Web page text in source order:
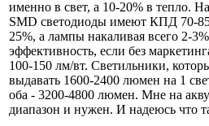
именно в свет, а 10-20% в тепло.
SMD светодиоды имеют КПД 70-
25%, а лампы накаливая всего 2-
эффективность, если без
100-150 лм/вт. Светильники,
выдавать 1600-2400 люмен на 1
оба - 3200-4800 люмен. Мне на
диапазон и нужен. И надеюсь что